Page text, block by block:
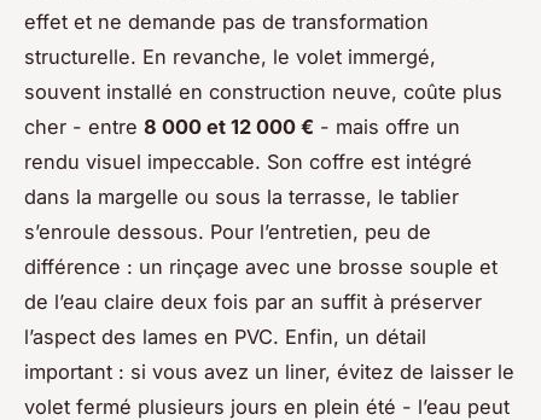
effet et ne demande pas de transformation
structurelle. En revanche, le volet immergé,
souvent installé en construction neuve, coûte plus
cher - entre 8 000 et 12 000 € - mais offre un
rendu visuel impeccable. Son coffre est intégré
dans la margelle ou sous la terrasse, le tablier
s’enroule dessous. Pour l’entretien, peu de
différence : un rinçage avec une brosse souple et
de l’eau claire deux fois par an suffit à préserver
l’aspect des lames en PVC. Enfin, un détail
important : si vous avez un liner, évitez de laisser le
volet fermé plusieurs jours en plein été - l’eau peut